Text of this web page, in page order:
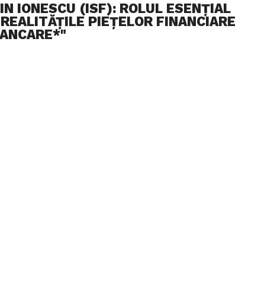
IONESCU (ISF): ROLUL ESENȚIAL
PIEȚELOR FINANCIARE